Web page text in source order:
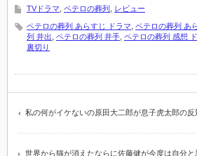
TVドラマ ペテロの葬列 レビュー
ペテロの葬列 あらすじ ドラマ ペテロの葬列 あ
列 井出 ペテロの葬列 井手 ペテロの葬列 感想
裏切り
私の何がイケないの原田大二郎が息子虎太郎の反
世界から猫が消えたならに佐藤健が今度は自分と